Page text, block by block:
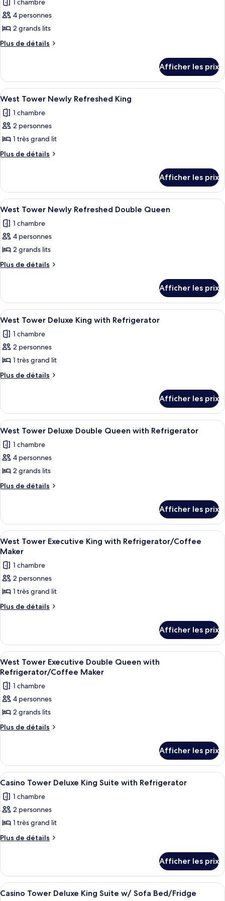
King
les
photos
pour
ce
chambre :
West
Tower/Dog
Friendly
Queen
1 chambre
4 personnes
2 grands lits
Plus de détails
Plus
West
Tower/Dog
Friendly
Afficher les prix
Afficher
toutes
les
photos
pour
ce
chambre :
West
Tower
Newly
Refreshed
King
Une chambre d’hôtel avec un grand
3
West Tower Newly Refreshed King
1 chambre
2 personnes
1 très grand lit
Plus de détails
Plus
West
Tower
Newly
King
Afficher les prix
Afficher
toutes
les
photos
pour
ce
chambre :
West
Tower
Newly
Refreshed
Double
Queen
Une chambre d’hôtel avec deux lits,
4
West Tower Newly Refreshed Double Queen
1 chambre
4 personnes
2 grands lits
Plus de détails
Plus
West
Tower
Newly
Double
Queen
Afficher les prix
Afficher
toutes
les
photos
pour
ce
chambre :
West
Tower
Deluxe
King
with
Refrigerator
Une chambre d’hôtel avec un
3
West Tower Deluxe King with Refrigerator
1 chambre
2 personnes
1 très grand lit
Plus de détails
Plus
West
Tower
Deluxe
with
Refrigerator
Afficher les prix
Afficher
toutes
les
photos
pour
ce
chambre :
West
Tower
Deluxe
Double
Queen
with
Refrigerator
Une chambre d’hôtel avec un grand
5
West Tower Deluxe Double Queen with Refrigerator
1 chambre
4 personnes
2 grands lits
Plus de détails
Plus
West
Tower
Deluxe
Double
with
Refrigerator
Afficher les prix
Afficher
toutes
les
photos
pour
ce
type
West
Tower
Executive
King
with
Refrigerator/Coffee
Maker
Une chambre d’hôtel avec un grand
3
West Tower Executive King with Refrigerator/Coffee
Maker
1 chambre
2 personnes
1 très grand lit
Plus de détails
Plus
West
Tower
Executive
King
Refrigerator/Coffee
Maker
Afficher les prix
Afficher
toutes
les
photos
pour
ce
type
West
Tower
Executive
Double
Queen
with
Refrigerator/Coffee
Maker
Une chambre d’hôtel avec un grand
5
West Tower Executive Double Queen with
Refrigerator/Coffee Maker
1 chambre
4 personnes
2 grands lits
Plus de détails
Plus
West
Tower
Executive
Queen
with
Maker
Afficher les prix
Afficher
toutes
les
photos
pour
ce
chambre :
Casino
Tower
Une chambre d’hôtel avec un grand
2
Casino Tower Deluxe King Suite with Refrigerator
1 chambre
2 personnes
1 très grand lit
Plus de détails
Plus
Casino
Tower
Deluxe
Afficher les prix
Afficher
Une chambre d’hôtel comprenant
1
Casino Tower Deluxe King Suite w/ Sofa Bed/Fridge